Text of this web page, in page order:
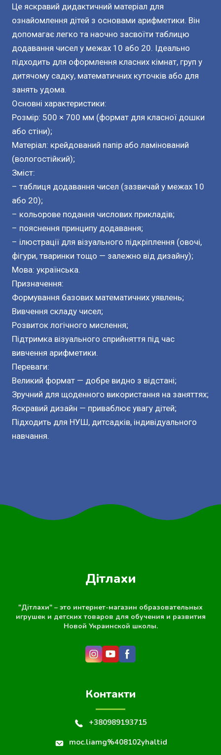
Це яскравий дидактичний матеріал для
ознайомлення дітей з основами арифметики. Він
допомагає легко та наочно засвоїти таблицю
додавання чисел у межах 10 або 20. Ідеально
підходить для оформлення класних кімнат, груп у
дитячому садку, математичних куточків або для
занять удома.
Основні характеристики:
Розмір: 500 × 700 мм (формат для класної дошки
або стіни);
Матеріал: крейдований папір або ламінований
(вологостійкий);
Зміст:
– таблиця додавання чисел (зазвичай у межах 10
або 20);
– кольорове подання числових прикладів;
– пояснення принципу додавання;
– ілюстрації для візуального підкріплення (овочі,
фігури, тваринки тощо — залежно від дизайну);
Мова: українська.
Призначення:
Формування базових математичних уявлень;
Вивчення складу чисел;
Розвиток логічного мислення;
Підтримка візуального сприйняття під час
вивчення арифметики.
Переваги:
Великий формат — добре видно з відстані;
Зручний для щоденного використання на заняттях;
Яскравий дизайн — приваблює увагу дітей;
Підходить для НУШ, дитсадків, індивідуального
навчання.
Дітлахи
"Дітлахи" – это интернет-магазин образовательных
игрушек и детских товаров для обучения и развития
Новой Украинской школы.
Контакти
+380989193715
moc.liamg%408102yhaltid